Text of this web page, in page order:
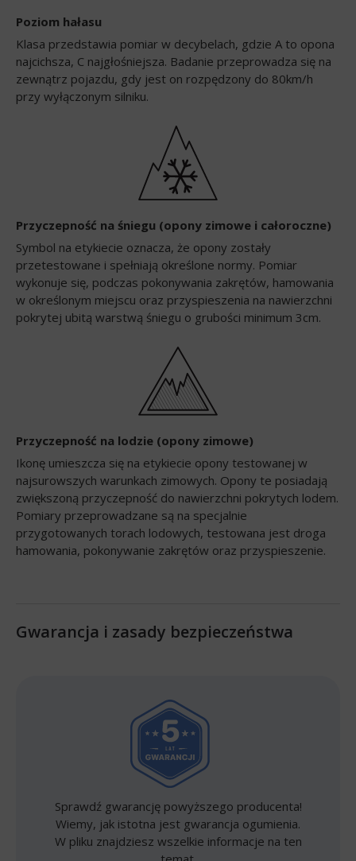
Poziom hałasu
Klasa przedstawia pomiar w decybelach, gdzie A to opona
najcichsza, C najgłośniejsza. Badanie przeprowadza się na
zewnątrz pojazdu, gdy jest on rozpędzony do 80km/h
przy wyłączonym silniku.
Przyczepność na śniegu (opony zimowe i całoroczne)
Symbol na etykiecie oznacza, że opony zostały
przetestowane i spełniają określone normy. Pomiar
wykonuje się, podczas pokonywania zakrętów, hamowania
w określonym miejscu oraz przyspieszenia na nawierzchni
pokrytej ubitą warstwą śniegu o grubości minimum 3cm.
Przyczepność na lodzie (opony zimowe)
Ikonę umieszcza się na etykiecie opony testowanej w
najsurowszych warunkach zimowych. Opony te posiadają
zwiększoną przyczepność do nawierzchni pokrytych lodem.
Pomiary przeprowadzane są na specjalnie
przygotowanych torach lodowych, testowana jest droga
hamowania, pokonywanie zakrętów oraz przyspieszenie.
Gwarancja i zasady bezpieczeństwa
Sprawdź gwarancję powyższego producenta!
Wiemy, jak istotna jest gwarancja ogumienia.
W pliku znajdziesz wszelkie informacje na ten